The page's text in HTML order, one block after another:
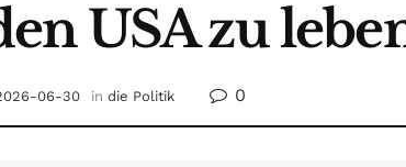
USA zu
06-30 in die Politik 0